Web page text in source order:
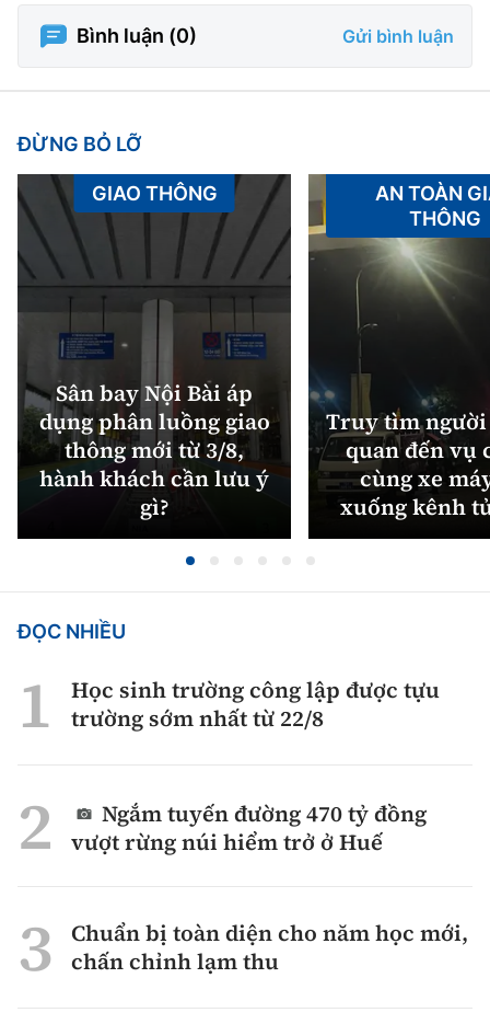
Bình luận (0) Gửi bình luận
ĐỪNG BỎ LỠ
Sân bay Nội Bài áp
dụng phân luồng giao
thông mới từ 3/8,
hành khách cần lưu ý
gì?
GIAO THÔNG
Truy tìm
quan đến vụ
cùng xe
xuống kênh
AN TOÀN
THÔNG
ĐỌC NHIỀU
Học sinh trường công lập được tựu
trường sớm nhất từ 22/8
Ngắm tuyến đường 470 tỷ đồng
vượt rừng núi hiểm trở ở Huế
Chuẩn bị toàn diện cho năm học mới,
chấn chỉnh lạm thu